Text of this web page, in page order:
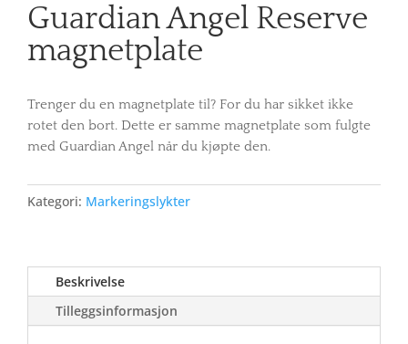
Guardian Angel Reserve
magnetplate
Trenger du en magnetplate til? For du har sikket ikke
rotet den bort. Dette er samme magnetplate som fulgte
med Guardian Angel når du kjøpte den.
Kategori: Markeringslykter
Beskrivelse
Tilleggsinformasjon